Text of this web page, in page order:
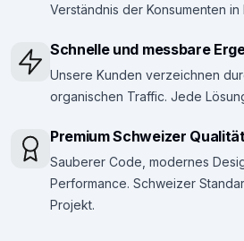
Verständnis der Konsumenten in
Schnelle und messbare
Unsere Kunden verzeichnen
organischen Traffic. Jede
Premium Schweizer
Sauberer Code, modernes
Performance. Schweizer
Projekt.